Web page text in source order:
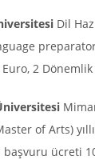
Dil
2
of Arts)
başvuru ücreti